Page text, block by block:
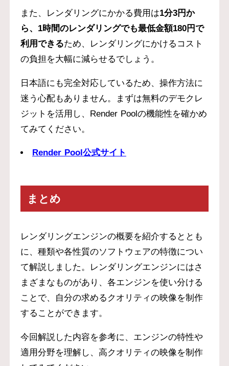
また、レンダリングにかかる費用は1分3円か
ら、1時間のレンダリングでも最低金額180円で
利用できるため、レンダリングにかけるコスト
の負担を大幅に減らせるでしょう。
日本語にも完全対応しているため、操作方法に
迷う心配もありません。まずは無料のデモクレ
ジットを活用し、Render Poolの機能性を確かめ
てみてください。
Render Pool公式サイト
まとめ
レンダリングエンジンの概要を紹介するととも
に、種類や各性質のソフトウェアの特徴につい
て解説しました。レンダリングエンジンにはさ
まざまなものがあり、各エンジンを使い分ける
ことで、自分の求めるクオリティの映像を制作
することができます。
今回解説した内容を参考に、エンジンの特性や
適用分野を理解し、高クオリティの映像を制作